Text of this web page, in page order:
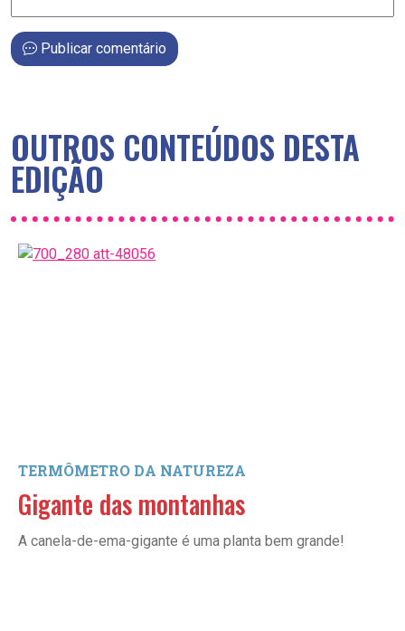
Publicar comentário
OUTROS CONTEÚDOS DESTA
EDIÇÃO
TERMÔMETRO DA NATUREZA
Gigante das montanhas
A canela-de-ema-gigante é uma planta bem grande!